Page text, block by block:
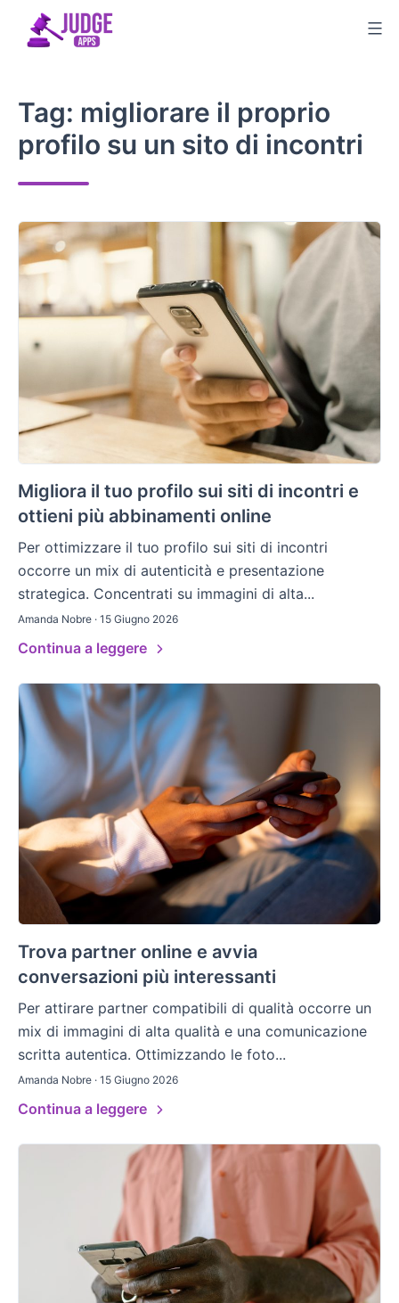
Tag: migliorare il proprio
profilo su un sito di incontri
Migliora il tuo profilo sui siti di incontri e
ottieni più abbinamenti online
Per ottimizzare il tuo profilo sui siti di incontri
occorre un mix di autenticità e presentazione
strategica. Concentrati su immagini di alta...
Amanda Nobre · 15 Giugno 2026
Continua a leggere
Trova partner online e avvia
conversazioni più interessanti
Per attirare partner compatibili di qualità occorre un
mix di immagini di alta qualità e una comunicazione
scritta autentica. Ottimizzando le foto...
Amanda Nobre · 15 Giugno 2026
Continua a leggere